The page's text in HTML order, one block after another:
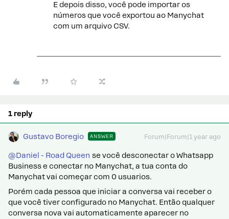
E depois disso, você pode importar os
números que você exportou ao Manychat
com um arquivo CSV.
1 reply
Gustavo Boregio ANSWER Forum|Forum|1 year ago
@Daniel - Road Queen se você desconectar o Whatsapp
Business e conectar no Manychat, a tua conta do
Manychat vai começar com 0 usuarios.
Porém cada pessoa que iniciar a conversa vai receber o
que você tiver configurado no Manychat. Então qualquer
conversa nova vai automaticamente aparecer no